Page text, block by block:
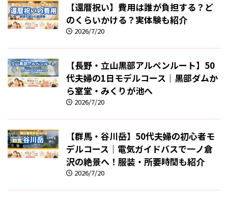
【還暦祝い】費用は誰が負担する？ど
のくらいかける？実体験も紹介
2026/7/20
【長野・立山黒部アルペンルート】50
代夫婦の1日モデルコース｜黒部ダムか
ら室堂・みくりが池へ
2026/7/20
【群馬・谷川岳】50代夫婦の初心者モ
デルコース｜電気ガイドバスで一ノ倉
沢の絶景へ！服装・所要時間も紹介
2026/7/20